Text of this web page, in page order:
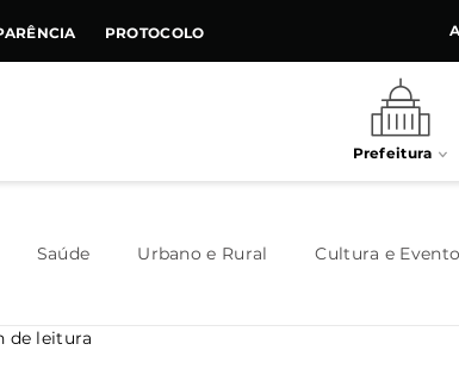
PROTOCOLO
Prefeitura
Saúde Urbano e Rural Cultura e
Meio Ambiente
de leitura